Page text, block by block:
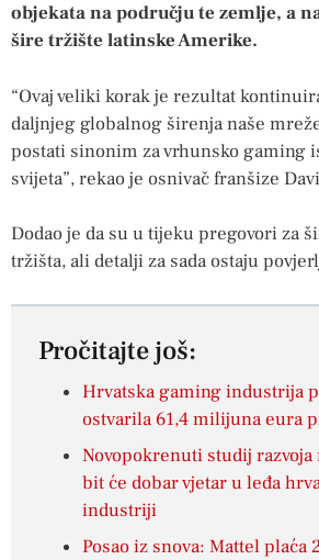
objekata na području te zemlje, a
šire tržište latinske Amerike.
“Ovaj veliki korak je rezultat
daljnjeg globalnog širenja naše
postati sinonim za vrhunsko gaming
svijeta”, rekao je osnivač franšize
Dodao je da su u tijeku pregovori za
tržišta, ali detalji za sada ostaju
Pročitajte još:
Hrvatska gaming industrija
ostvarila 61,4 milijuna eura
Novopokrenuti studij
bit će dobar vjetar u leđa
industriji
Posao iz snova: Mattel plaća